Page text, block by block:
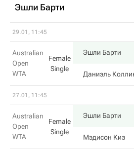
Эшли Барти
29.01, 11:45
Australian
Open
WTA
Female
Single
Эшли Барти
Даниэль
27.01, 11:45
Australian
Open
WTA
Female
Single
Эшли Барти
Мэдисон Киз